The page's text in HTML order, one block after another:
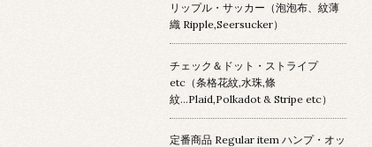
リップル・サッカー（泡泡布、紋薄
織 Ripple,Seersucker）
チェック＆ドット・ストライプ
etc（条格花紋,水珠,條
紋...Plaid,Polkadot & Stripe etc）
定番商品 Regular item ハンプ・オッ